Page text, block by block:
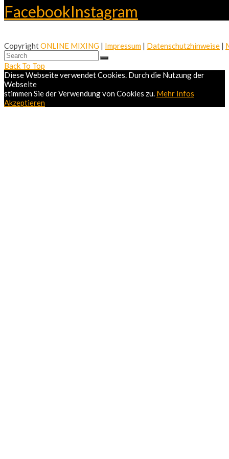
FacebookInstagram
CopyrightONLINE MIXING | Impressum | Datenschutzhinweise |
Back To Top
Diese Webseite verwendet Cookies. Durch die Nutzung der
Webseite
stimmen Sie der Verwendung von Cookies zu. Mehr Infos
Akzeptieren